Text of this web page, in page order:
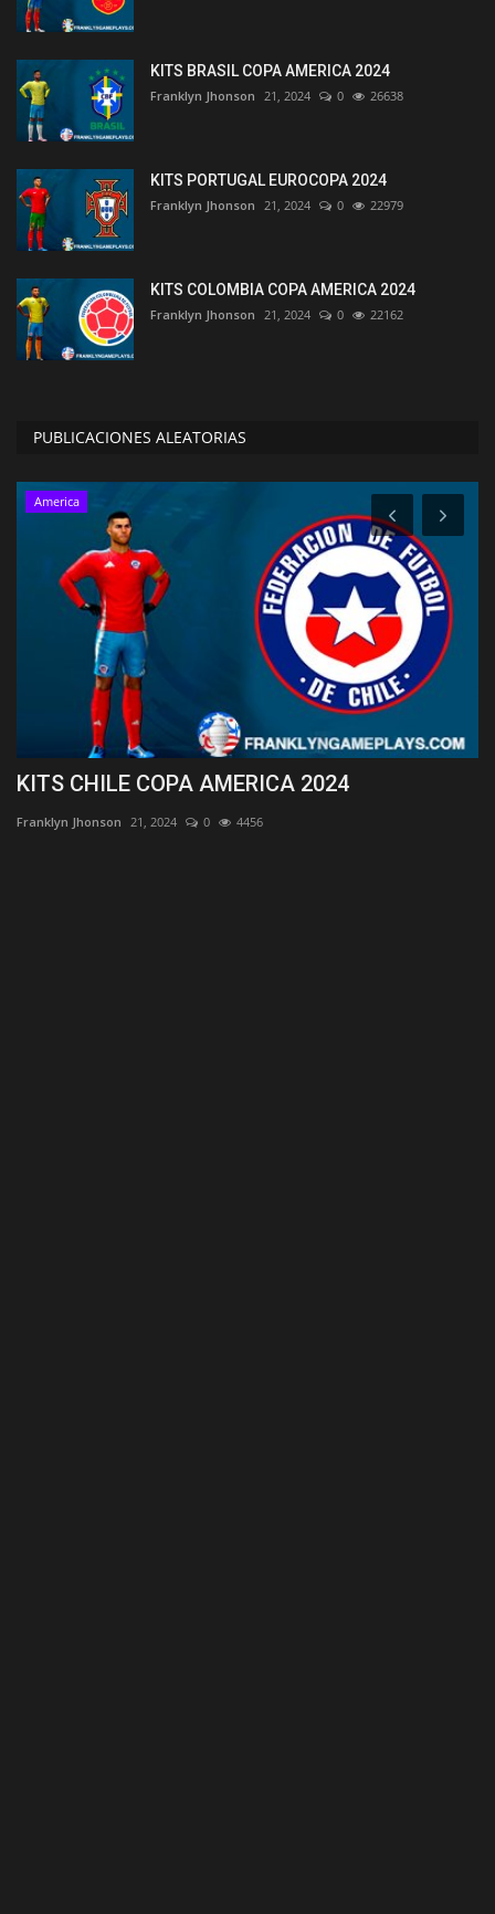
KITS BRASIL COPA AMERICA 2024
Franklyn Jhonson 21, 2024 0 26638
KITS PORTUGAL EUROCOPA 2024
Franklyn Jhonson 21, 2024 0 22979
KITS COLOMBIA COPA AMERICA 2024
Franklyn Jhonson 21, 2024 0 22162
PUBLICACIONES ALEATORIAS
America
KITS CHILE COPA AMERICA 2024
Franklyn Jhonson 21, 2024 0 4456